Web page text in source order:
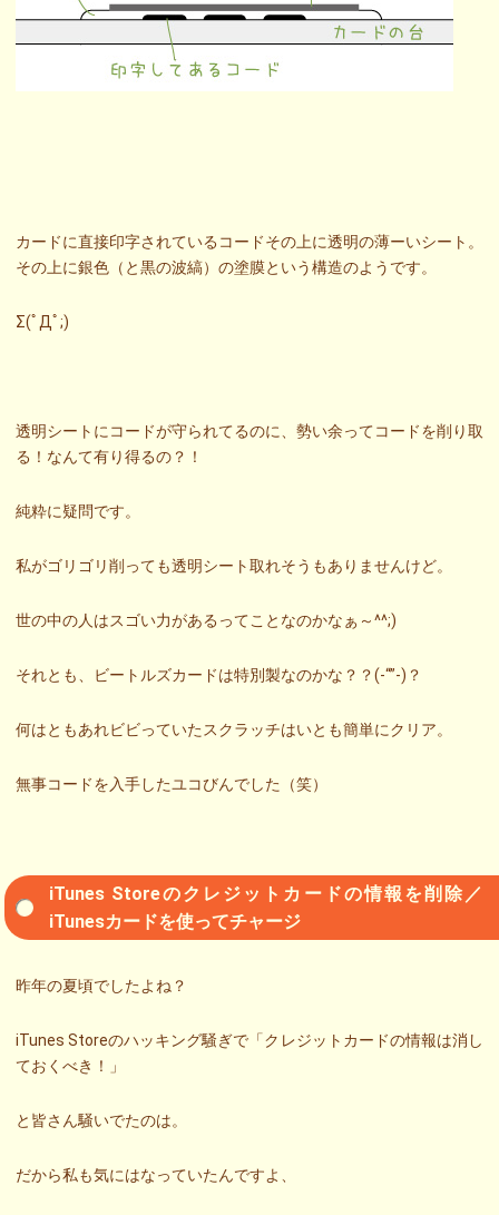
カードに直接印字されているコードその上に透明の薄ーいシート。
その上に銀色（と黒の波縞）の塗膜という構造のようです。
Σ(ﾟДﾟ;)
透明シートにコードが守られてるのに、勢い余ってコードを削り取
る！なんて有り得るの？！
純粋に疑問です。
私がゴリゴリ削っても透明シート取れそうもありませんけど。
世の中の人はスゴい力があるってことなのかなぁ～^^;)
それとも、ビートルズカードは特別製なのかな？？(-“”-)？
何はともあれビビっていたスクラッチはいとも簡単にクリア。
無事コードを入手したユコびんでした（笑）
iTunes Storeのクレジットカードの情報を削除／
iTunesカードを使ってチャージ
昨年の夏頃でしたよね？
iTunes Storeのハッキング騒ぎで「クレジットカードの情報は消し
ておくべき！」
と皆さん騒いでたのは。
だから私も気にはなっていたんですよ、